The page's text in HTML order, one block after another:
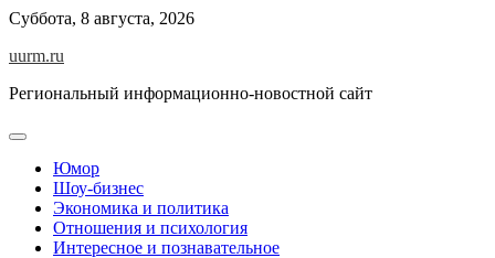
Skip
content
Суббота, 8 августа, 2026
uurm.ru
Региональный информационно-новостной сайт
Юмор
Шоу-бизнес
Экономика и политика
Отношения и психология
Интересное и познавательное